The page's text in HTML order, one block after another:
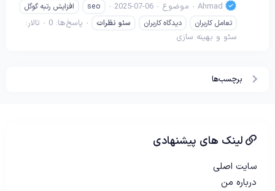
Ahmad
موضوع 2025-07-06
seo
افزایش رتبه گوگل
تعامل کاربران
دیدگاه کاربران سئو نظرات پاسخ‌ها: 0
تالار:
سئو و بهینه سازی
برچسب‌ها
لینک های پیشنهادی
سایت اصلی
درباره من